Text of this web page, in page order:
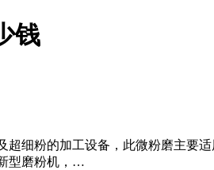
钱
超细粉的加工设备，此微粉磨主要
型磨粉机，…